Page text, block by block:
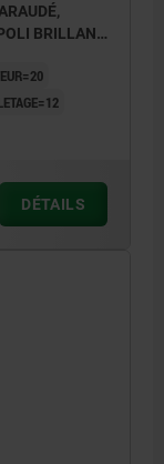
BRILLANT,
DÉTAILS